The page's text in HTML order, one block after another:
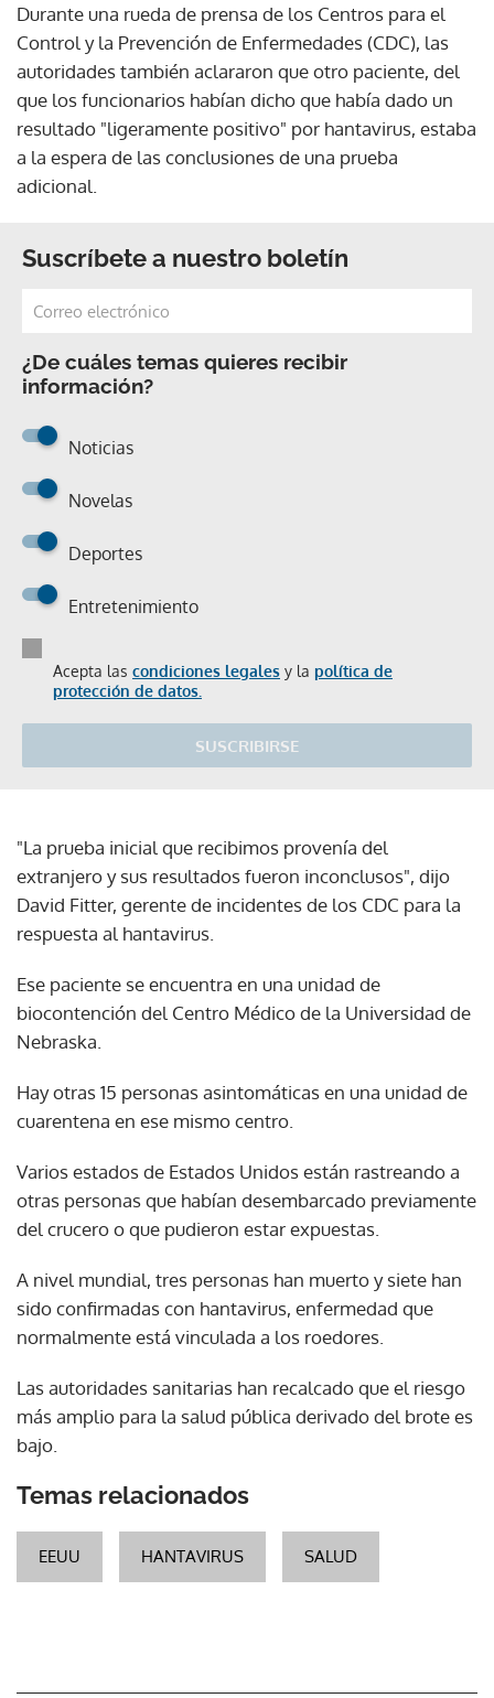
Durante una rueda de prensa de los Centros para el
Control y la Prevención de Enfermedades (CDC), las
autoridades también aclararon que otro paciente, del
que los funcionarios habían dicho que había dado un
resultado "ligeramente positivo" por hantavirus, estaba
a la espera de las conclusiones de una prueba
adicional.
Suscríbete a nuestro boletín
¿De cuáles temas quieres recibir
información?
Noticias
Novelas
Deportes
Entretenimiento
Acepta las condiciones legales y la política de
protección de datos.
SUSCRIBIRSE
"La prueba inicial que recibimos provenía del
extranjero y sus resultados fueron inconclusos", dijo
David Fitter, gerente de incidentes de los CDC para la
respuesta al hantavirus.
Ese paciente se encuentra en una unidad de
biocontención del Centro Médico de la Universidad de
Nebraska.
Hay otras 15 personas asintomáticas en una unidad de
cuarentena en ese mismo centro.
Varios estados de Estados Unidos están rastreando a
otras personas que habían desembarcado previamente
del crucero o que pudieron estar expuestas.
A nivel mundial, tres personas han muerto y siete han
sido confirmadas con hantavirus, enfermedad que
normalmente está vinculada a los roedores.
Las autoridades sanitarias han recalcado que el riesgo
más amplio para la salud pública derivado del brote es
bajo.
Temas relacionados
EEUU HANTAVIRUS SALUD